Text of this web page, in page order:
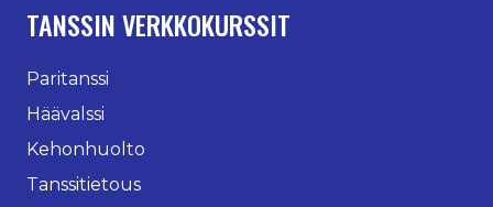
TANSSIN VERKKOKURSSIT
Paritanssi
Häävalssi
Kehonhuolto
Tanssitietous